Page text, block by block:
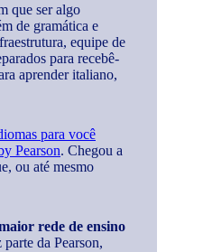
que ser algo
de gramática e
equipe de
para recebê-
aprender italiano,
para você
Pearson. Chegou a
ou até mesmo
rede de ensino
parte da Pearson,